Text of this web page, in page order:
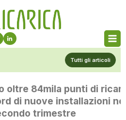
Tutti gli articoli
84mila punti di ricarica
nuove installazioni nel
trimestre